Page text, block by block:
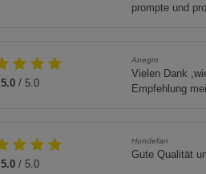
prompte und
5.0/ 5.0
Anegro
Vielen Dank
Empfehlung
5.0/ 5.0
Hundefan
Gute Qualität